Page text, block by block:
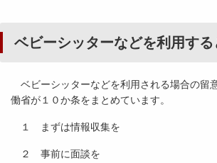
ベビーシッターなどを利用す
ベビーシッターなどを利用される場合の留
働省が１０か条をまとめています。
１ まずは情報収集を
２ 事前に面談を